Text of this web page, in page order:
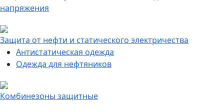
напряжения
Защита от нефти и статического электричества
Антистатическая одежда
Одежда для нефтяников
Комбинезоны защитные